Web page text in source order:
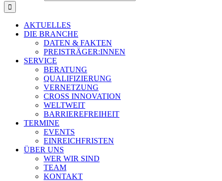
AKTUELLES
DIE BRANCHE
DATEN & FAKTEN
PREISTRÄGER:INNEN
SERVICE
BERATUNG
QUALIFIZIERUNG
VERNETZUNG
CROSS INNOVATION
WELTWEIT
BARRIEREFREIHEIT
TERMINE
EVENTS
EINREICHFRISTEN
ÜBER UNS
WER WIR SIND
TEAM
KONTAKT